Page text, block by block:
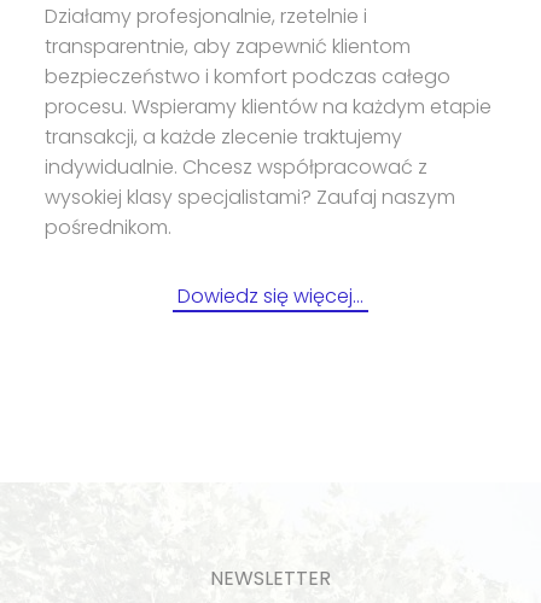
Działamy profesjonalnie, rzetelnie i
transparentnie, aby zapewnić klientom
bezpieczeństwo i komfort podczas całego
procesu. Wspieramy klientów na każdym etapie
transakcji, a każde zlecenie traktujemy
indywidualnie. Chcesz współpracować z
wysokiej klasy specjalistami? Zaufaj naszym
pośrednikom.
Dowiedz się więcej…
NEWSLETTER